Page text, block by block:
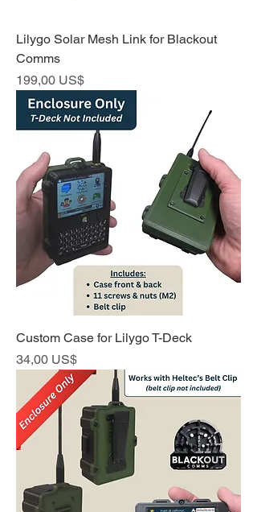
Lilygo Solar Mesh Link for Blackout
Comms
Precio
199,00 US$
Custom Case for Lilygo T-Deck
Precio
34,00 US$